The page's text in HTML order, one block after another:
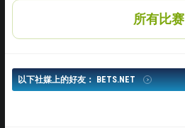
所有比赛
以下社媒上的好友： BETS.NET